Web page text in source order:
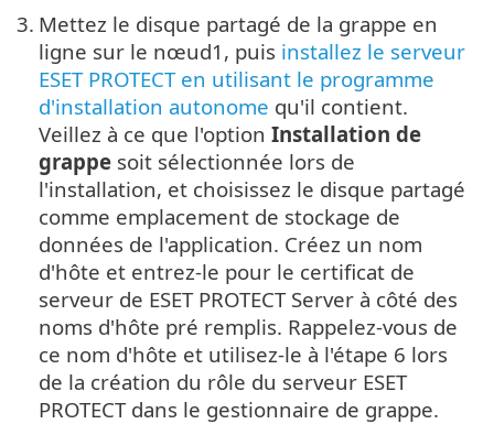
3. Mettez le disque partagé de la grappe en
ligne sur le nœud1, puis installez le serveur
ESET PROTECT en utilisant le programme
d'installation autonome qu'il contient.
Veillez à ce que l'option Installation de
grappe soit sélectionnée lors de
l'installation, et choisissez le disque partagé
comme emplacement de stockage de
données de l'application. Créez un nom
d'hôte et entrez-le pour le certificat de
serveur de ESET PROTECT Server à côté des
noms d'hôte pré remplis. Rappelez-vous de
ce nom d'hôte et utilisez-le à l'étape 6 lors
de la création du rôle du serveur ESET
PROTECT dans le gestionnaire de grappe.